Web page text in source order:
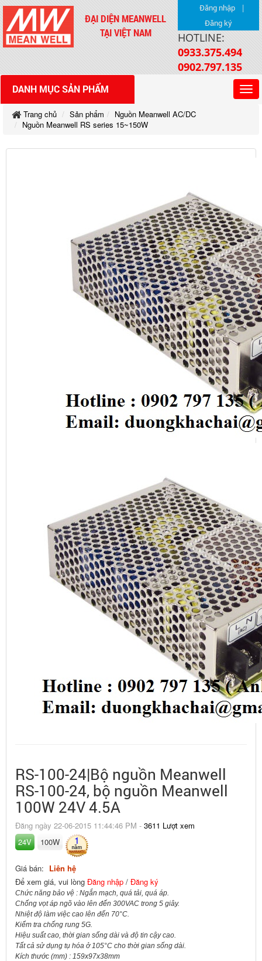
ĐẠI DIỆN MEANWELL
TẠI VIỆT NAM
Đăng nhập |
Đăng ký
HOTLINE:
0933.375.494
0902.797.135
DANH MỤC SẢN PHẨM
Trang chủ Sản phẩm
Nguồn Meanwell AC/DC
Nguồn Meanwell RS series 15~150W
RS-100-24|Bộ nguồn Meanwell
RS-100-24, bộ nguồn Meanwell
100W 24V 4.5A
Đăng ngày 22-06-2015 11:44:46 PM - 3611 Lượt xem
24V
100W 1
Giá bán: Liên hệ
Để xem giá, vui lòng Đăng nhập / Đăng ký
Chức năng bảo vệ : Ngắn mạch, quá tải, quá áp.
Chống vọt áp ngõ vào lên đến 300VAC trong 5 giây.
Nhiệt độ làm việc cao lên đến 70°C.
Kiểm tra chống rung 5G.
Hiệu suất cao, thời gian sống dài và độ tin cậy cao.
Tất cả sử dụng tụ hóa ở 105°C cho thời gian sống dài.
Kích thước (mm) : 159x97x38mm